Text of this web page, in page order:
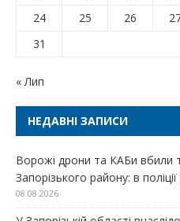
24
25 26
31
« Лип
НЕДАВНІ ЗАПИСИ
Ворожі дрони та КАБи вбили
Запорізького району: в
08.08.2026